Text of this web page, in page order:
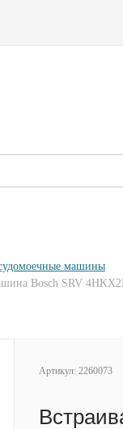
машины
Bosch SRV
Артикул: 2260073